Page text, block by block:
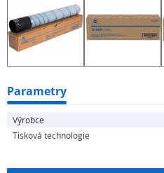
Parametry
Výrobce
Tisková technologie